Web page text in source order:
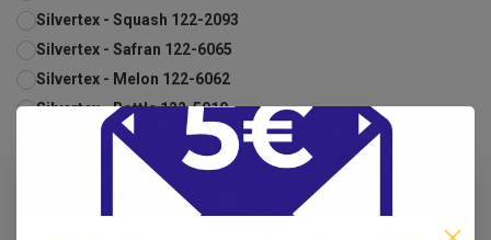
Silvertex - Squash 122-2093
Silvertex - Safran 122-6065
Silvertex - Melon 122-6062
Silvertex - Bottle 122-5010
Silvertex - Sage 122-5009
Silvertex - Forest 122-5063
Silvertex - Basil 122-5020